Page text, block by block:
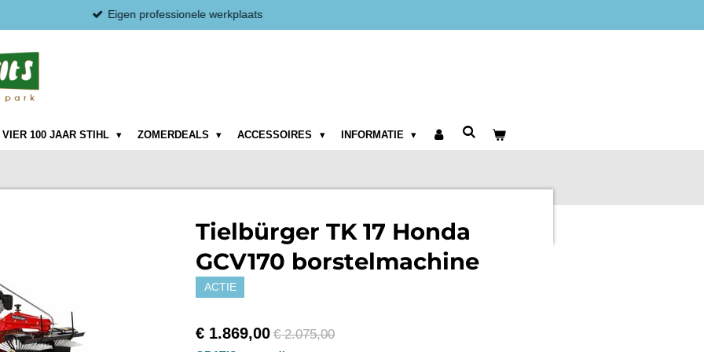
Eigen professionele werkplaats
VIER 100 JAAR STIHL ZOMERDEALS ACCESSOIRES INFORMATIE
Tielbürger TK 17 Honda
GCV170 borstelmachine
ACTIE
€ 1.869,00 € 2.075,00